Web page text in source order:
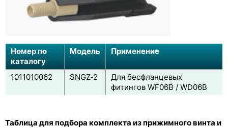
Номер по
каталогу
Модель Применение
1011010062 SNGZ-2
Для бесфланцевых
фитингов WF06B / WD06B
Таблица для подбора комплекта из прижимного винта и